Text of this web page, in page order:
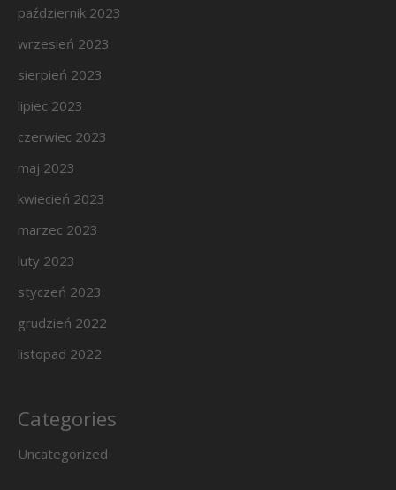
październik 2023
wrzesień 2023
sierpień 2023
lipiec 2023
czerwiec 2023
maj 2023
kwiecień 2023
marzec 2023
luty 2023
styczeń 2023
grudzień 2022
listopad 2022
Categories
Uncategorized